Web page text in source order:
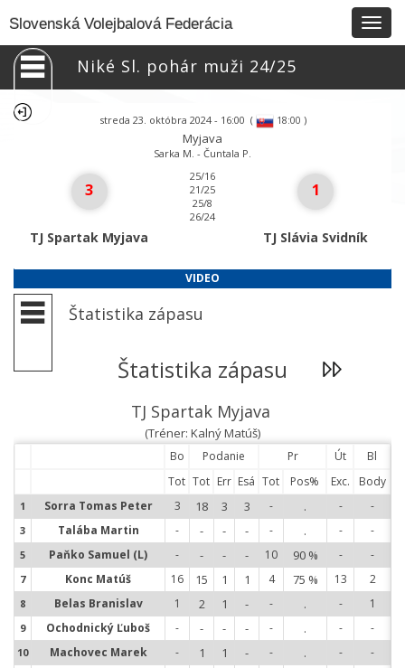
Slovenská Volejbalová Federácia
Niké Sl. pohár muži 24/25
streda 23. októbra 2024 - 16:00 ( 18:00 )
Myjava
Sarka M. - Čuntala P.
3
TJ Spartak Myjava
25/16
21/25
25/8
26/24
1
TJ Slávia Svidník
VIDEO
Štatistika zápasu
Štatistika zápasu
TJ Spartak Myjava
(Tréner: Kalný Matúš)
Bo Podanie Pr Út
Bl
Tot Tot Err Esá Tot Pos% Exc. Body
1 Sorra Tomas Peter 3 18 3 3 - . - -
3 Talába Martin - - - - - . - -
5 Paňko Samuel (L) - - - - 10 90 % - -
7 Konc Matúš 16 15 1 1 4 75 % 13 2
8 Belas Branislav 1 2 1 - - . - 1
9 Ochodnický Ľuboš - - - - - . - -
10 Machovec Marek - 1 1 - - . - -